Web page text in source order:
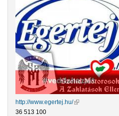
http://www.egertej.hu/(külső hivatkozás)
36 513 100